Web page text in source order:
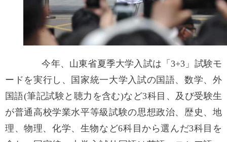
今年、山東省夏季大学入試は「3+3」試験モ
ードを実行し、国家統一大学入試の国語、数学、外
国語(筆記試験と聴力を含む)など3科目、及び受験生
が普通高校学業水平等級試験の思想政治、歴史、地
理、物理、化学、生物など6科目から選んだ3科目を